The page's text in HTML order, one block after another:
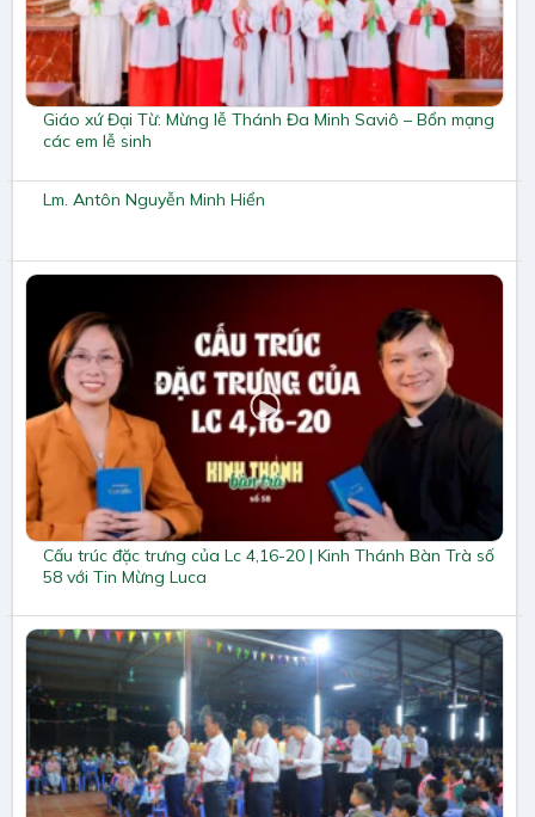
Giáo xứ Đại Từ: Mừng lễ Thánh Đa Minh Saviô – Bổn mạng
các em lễ sinh
Lm. Antôn Nguyễn Minh Hiển
Cấu trúc đặc trưng của Lc 4,16-20 | Kinh Thánh Bàn Trà số
58 với Tin Mừng Luca